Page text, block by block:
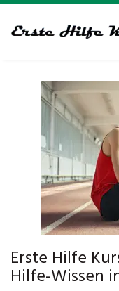
to
Erste Hilfe
Hilfe-Wissen